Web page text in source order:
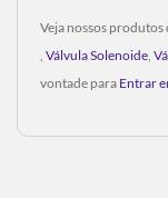
Veja nossos produtos
Válvula Solenoide
vontade para Entrar